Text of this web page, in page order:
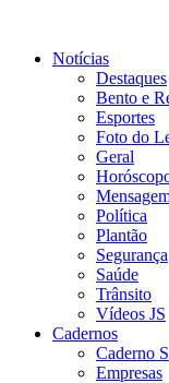
Notícias
Destaques
Bento e
Esportes
Foto do
Geral
Política
Plantão
Segurança
Saúde
Trânsito
Vídeos JS
Cadernos
Caderno S
Empresas